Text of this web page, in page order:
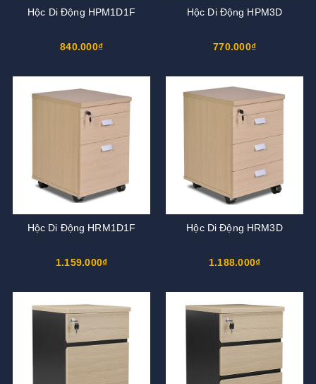
Hộc Di Động HPM1D1F
840.000₫
Hộc Di Động HPM3D
770.000₫
Hộc Di Động HRM1D1F
1.159.000₫
Hộc Di Động HRM3D
1.188.000₫